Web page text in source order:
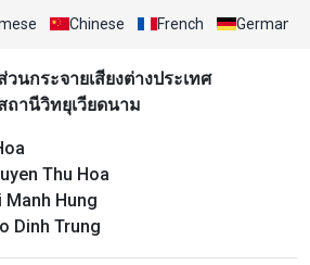
Chinese French German
วนกระจายเสียงต่างประเทศ
ถานีวิทยุเวียดนาม
Thu Hoa
Manh Hung
Dinh Trung